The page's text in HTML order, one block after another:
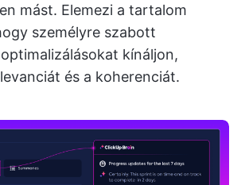
mást. Elemezi a tartalom
személyre szabott
kínáljon,
és a koherenciát.